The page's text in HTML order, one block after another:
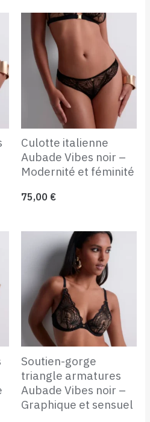
Culotte italienne
Aubade Vibes noir –
Modernité et féminité
75,00 €
Soutien-gorge
triangle armatures
Aubade Vibes noir –
Graphique et sensuel